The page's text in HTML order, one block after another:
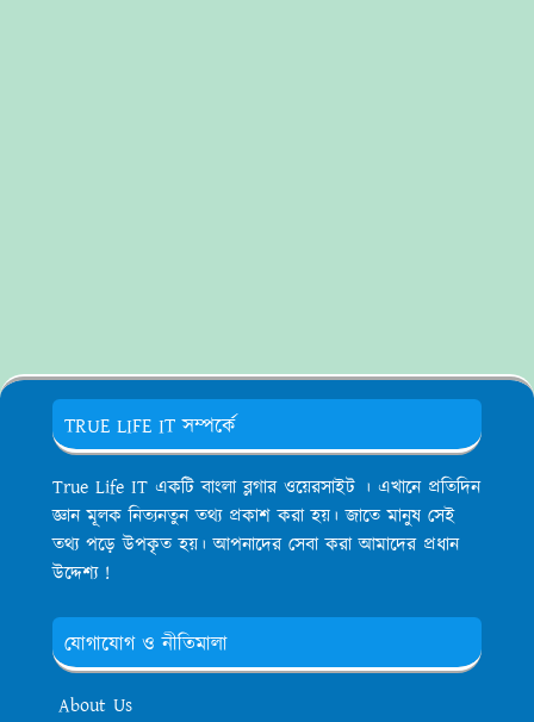
TRUE LIFE IT সম্পর্কে
True Life IT একটি বাংলা ব্লগার ওয়েরসাইট । এখানে প্রতিদিন
জ্ঞান মূলক নিত্যনতুন তথ্য প্রকাশ করা হয়। জাতে মানুষ সেই
তথ্য পড়ে উপকৃত হয়। আপনাদের সেবা করা আমাদের প্রধান
উদ্দেশ্য !
যোগাযোগ ও নীতিমালা
About Us